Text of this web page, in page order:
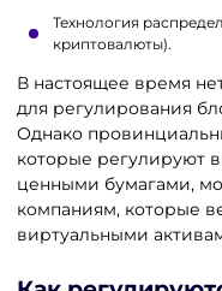
Технология
криптовалюты).
В настоящее время
для регулирования
Однако
которые регулируют
ценными бумагами,
компаниям, которые
виртуальными